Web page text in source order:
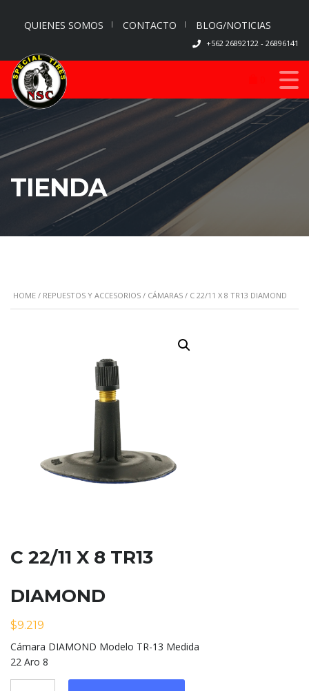
QUIENES SOMOS CONTACTO BLOG/NOTICIAS
+562 26892122 - 26896141
TIENDA
HOME / REPUESTOS Y ACCESORIOS / CÁMARAS / C 22/11 X 8 TR13 DIAMOND
C 22/11 X 8 TR13
DIAMOND
$9.219
Cámara DIAMOND Modelo TR-13 Medida
22 Aro 8